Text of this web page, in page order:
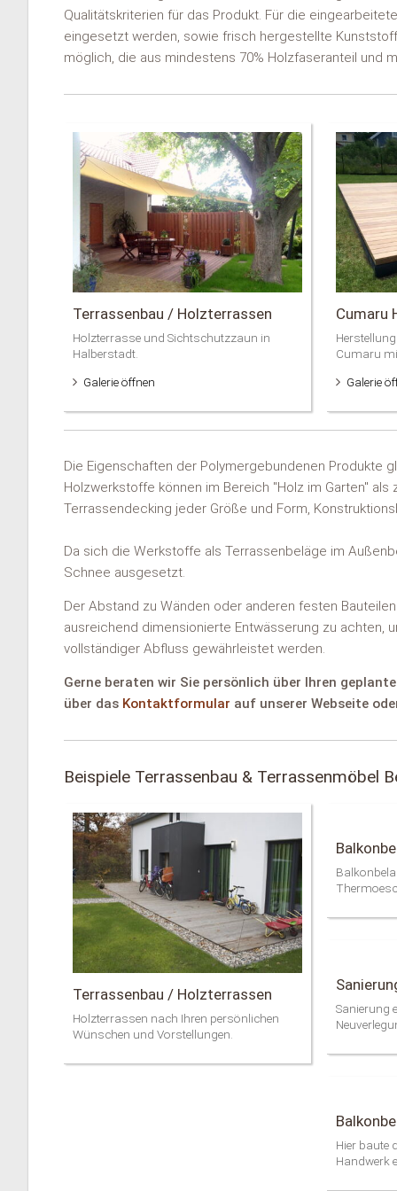
Qualitätskriterien für das Produkt. Für die
eingesetzt werden, sowie frisch hergestellte
möglich, die aus mindestens 70% Holzfaseranteil und
Terrassenbau / Holzterrassen
Holzterrasse und Sichtschutzzaun in
Halberstadt.
Galerie öffnen
Cumaru
Cumaru
Galerie
Die Eigenschaften der Polymergebundenen Produkte
Holzwerkstoffe können im Bereich "Holz im Garten"
Terrassendecking jeder Größe und Form,
Da sich die Werkstoffe als Terrassenbeläge im
Schnee ausgesetzt.
Der Abstand zu Wänden oder anderen festen
ausreichend dimensionierte Entwässerung zu achten,
vollständiger Abfluss gewährleistet werden.
Gerne beraten wir Sie persönlich über Ihren
über das Kontaktformular auf unserer Webseite
Beispiele Terrassenbau & Terrassenmöbel
Terrassenbau / Holzterrassen
Holzterrassen nach Ihren persönlichen
Wünschen und Vorstellungen.
Sanierung
Hier baute
Handwerk